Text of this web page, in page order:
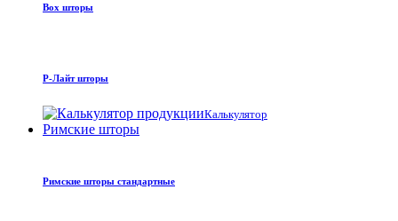
Box шторы
Р-Лайт шторы
Калькулятор
Римские шторы
Римские шторы стандартные